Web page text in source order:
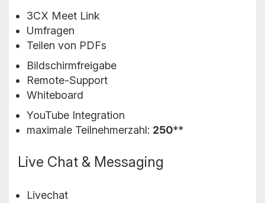
3CX Meet Link
Umfragen
Teilen von PDFs
Bildschirmfreigabe
Remote-Support
Whiteboard
YouTube Integration
maximale Teilnehmerzahl: 250**
Live Chat & Messaging
Livechat